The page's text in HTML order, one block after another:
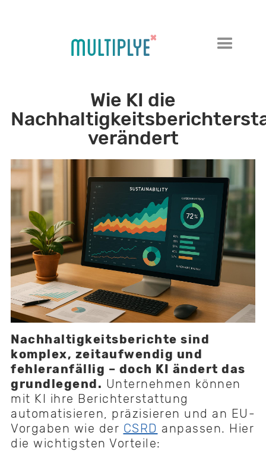
Wie KI die
verändert
Nachhaltigkeitsberichte sind
komplex, zeitaufwendig und
fehleranfällig – doch KI ändert das
grundlegend. Unternehmen können
mit KI ihre Berichterstattung
automatisieren, präzisieren und an EU-
Vorgaben wie der CSRD anpassen. Hier
die wichtigsten Vorteile: